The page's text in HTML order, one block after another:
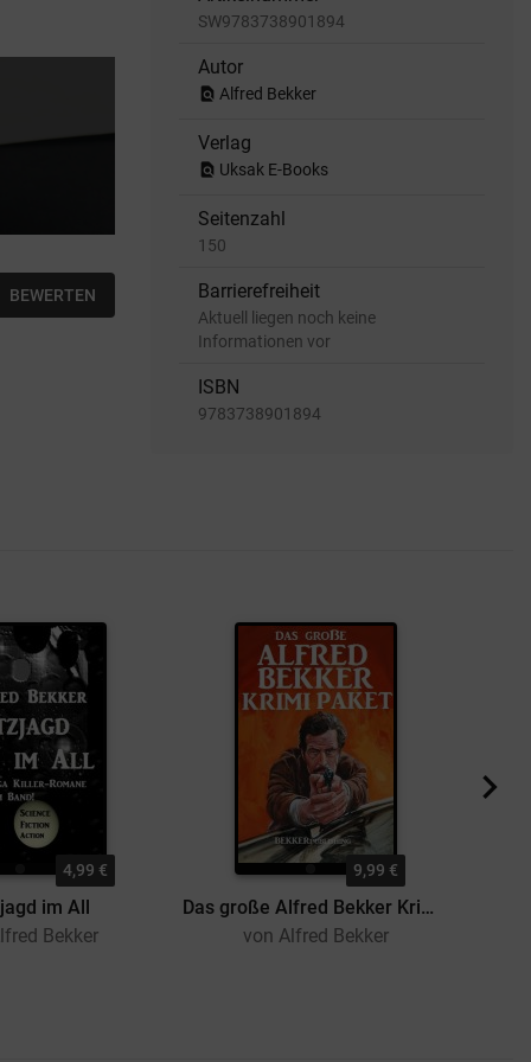
BEWERTEN
SW9783738901894
Autor
find_in_page Alfred Bekker
Verlag
find_in_page Uksak E-Books
Seitenzahl
150
Barrierefreiheit
Aktuell liegen noch keine
Informationen vor
ISBN
9783738901894
4,99 €
im All
Bekker
9,99 €
Das große Alfred Bekker Krimi Paket
von Alfred Bekker